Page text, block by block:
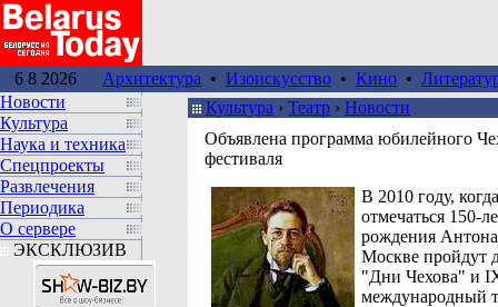
6 8 2026 Архитектура • Изоискусство • Кино •
Новости
Культура
Наука и техника
Спецпроекты
Развлечения
Периодика
О сервере
ЭКСКЛЮЗИВ
Культура › Театр › Новoсти
Объявлена программа юбилейного
фестиваля
В 2010 году,
отмечаться 150-
рождения
Москве пройдут
"Дни Чехова" и
международный